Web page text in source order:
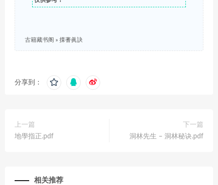
古籍藏书阁 » 揲蓍眞訣
分享到：
上一篇
地學指正.pdf
下一篇
洞林先生 – 洞林秘诀.pdf
相关推荐